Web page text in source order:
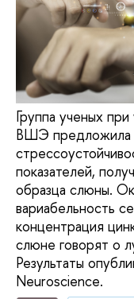
Группа ученых
ВШЭ предложила
показателей,
образца слюны.
вариабельность
концентрация
слюне говорят о
Результаты
Neuroscience.